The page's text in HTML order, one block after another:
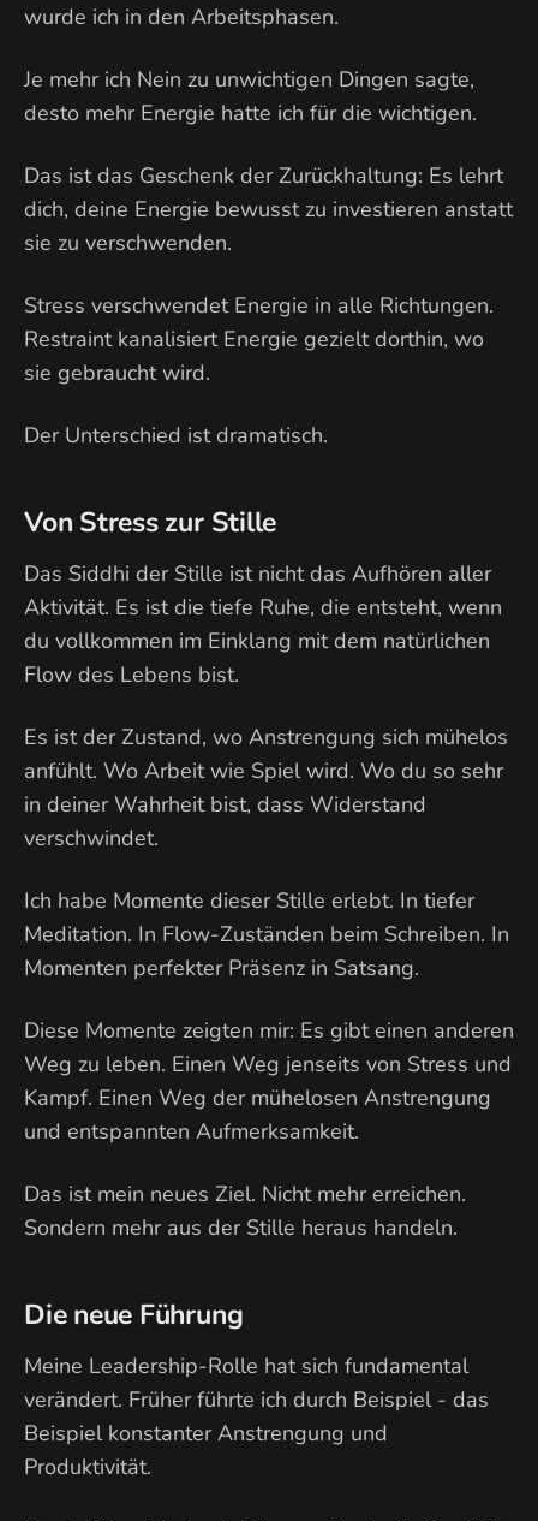
wurde ich in den Arbeitsphasen.
Je mehr ich Nein zu unwichtigen Dingen sagte,
desto mehr Energie hatte ich für die wichtigen.
Das ist das Geschenk der Zurückhaltung: Es lehrt
dich, deine Energie bewusst zu investieren anstatt
sie zu verschwenden.
Stress verschwendet Energie in alle Richtungen.
Restraint kanalisiert Energie gezielt dorthin, wo
sie gebraucht wird.
Der Unterschied ist dramatisch.
Von Stress zur Stille
Das Siddhi der Stille ist nicht das Aufhören aller
Aktivität. Es ist die tiefe Ruhe, die entsteht, wenn
du vollkommen im Einklang mit dem natürlichen
Flow des Lebens bist.
Es ist der Zustand, wo Anstrengung sich mühelos
anfühlt. Wo Arbeit wie Spiel wird. Wo du so sehr
in deiner Wahrheit bist, dass Widerstand
verschwindet.
Ich habe Momente dieser Stille erlebt. In tiefer
Meditation. In Flow-Zuständen beim Schreiben. In
Momenten perfekter Präsenz in Satsang.
Diese Momente zeigten mir: Es gibt einen anderen
Weg zu leben. Einen Weg jenseits von Stress und
Kampf. Einen Weg der mühelosen Anstrengung
und entspannten Aufmerksamkeit.
Das ist mein neues Ziel. Nicht mehr erreichen.
Sondern mehr aus der Stille heraus handeln.
Die neue Führung
Meine Leadership-Rolle hat sich fundamental
verändert. Früher führte ich durch Beispiel - das
Beispiel konstanter Anstrengung und
Produktivität.